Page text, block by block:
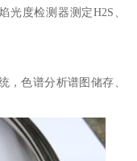
度检测器测定H2S、
，色谱分析谱图储存、